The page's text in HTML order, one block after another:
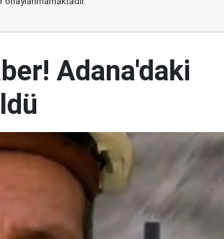
Adana'daki